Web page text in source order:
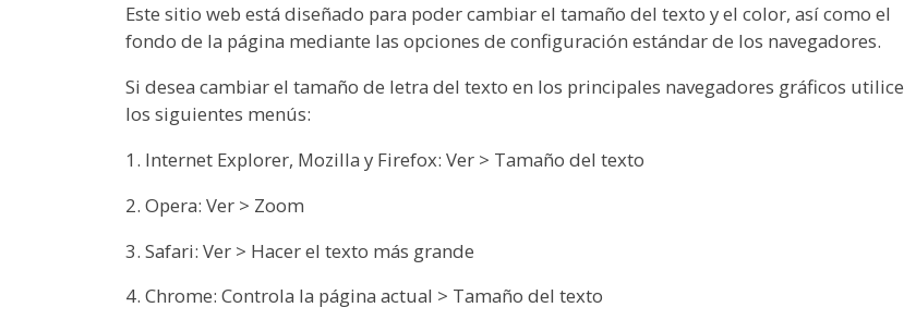
Este sitio web está diseñado para poder cambiar el tamaño del texto y el color, así como el
fondo de la página mediante las opciones de configuración estándar de los navegadores.
Si desea cambiar el tamaño de letra del texto en los principales navegadores gráficos utilice
los siguientes menús:
1. Internet Explorer, Mozilla y Firefox: Ver > Tamaño del texto
2. Opera: Ver > Zoom
3. Safari: Ver > Hacer el texto más grande
4. Chrome: Controla la página actual > Tamaño del texto